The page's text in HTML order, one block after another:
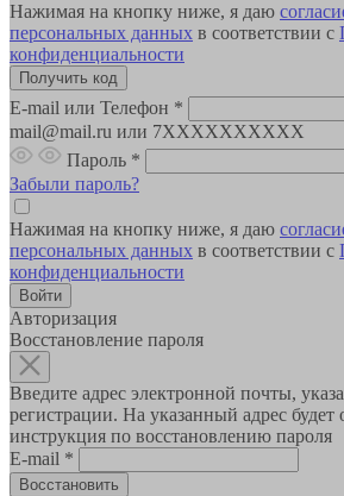
Нажимая на кнопку ниже, я даю
персональных данных в соответствии с
конфиденциальности
E-mail или Телефон *
mail@mail.ru или 7XXXXXXXXXX
Пароль *
Забыли пароль?
Нажимая на кнопку ниже, я даю
персональных данных в соответствии с
конфиденциальности
Авторизация
Восстановление пароля
Введите адрес электронной почты,
регистрации. На указанный адрес будет
инструкция по восстановлению пароля
E-mail *